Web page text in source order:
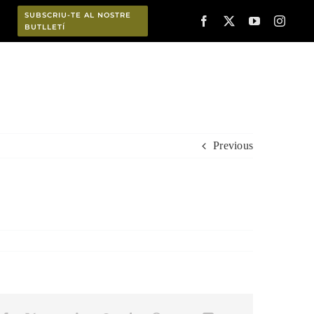
SUBSCRIU-TE AL NOSTRE
BUTLLETÍ
Previous